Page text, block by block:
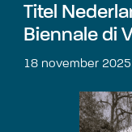
Titel
Biennale di
18 november 2025